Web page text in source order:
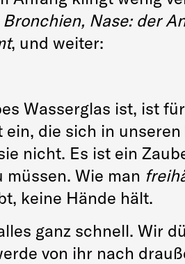
Bronchien, Nase: der
, und weiter:
Wasserglas ist, ist
die sich in
nicht. Es ist ein
Wie man
keine Hände hält.
ganz schnell. Wir
von ihr nach